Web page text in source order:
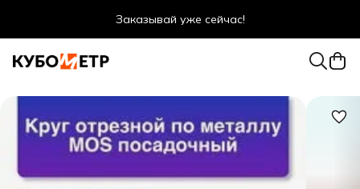
Заказывай уже сейчас!
Оптовые цены даже для физ. лиц